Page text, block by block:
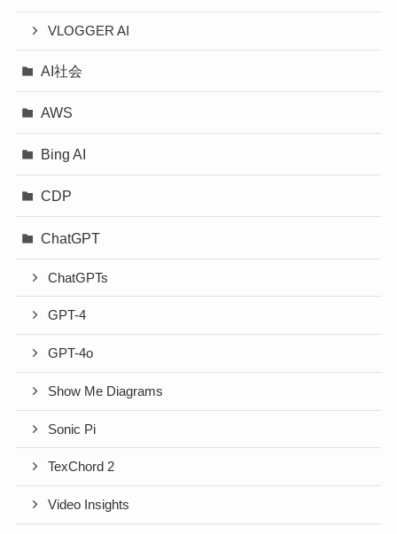
VLOGGER AI
AI社会
AWS
Bing AI
CDP
ChatGPT
ChatGPTs
GPT-4
GPT-4o
Show Me Diagrams
Sonic Pi
TexChord 2
Video Insights